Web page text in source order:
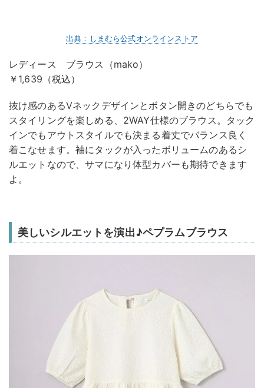
出典：しまむら公式オンラインストア
レディース ブラウス（mako）
￥1,639（税込）
抜け感のあるVネックデザインとボタン開きのどちらでも
スタイリングを楽しめる、2WAY仕様のブラウス。タック
インでもアウトスタイルでも決まる着丈でバランス良く
着こなせます。袖にタックが入ったボリュームのあるシ
ルエットなので、サマになり体型カバーも期待できます
よ。
美しいシルエットを演出♪ペプラムブラウス